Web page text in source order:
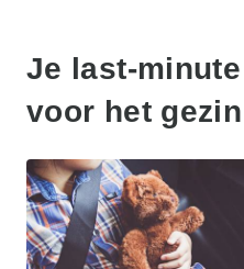
Je last-
voor het gezin